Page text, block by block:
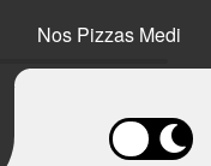
Nos Pizzas Medium